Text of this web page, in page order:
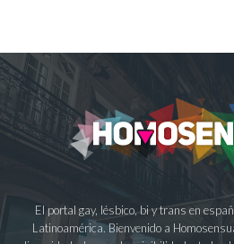
El portal gay, lésbico, bi y trans en
Latinoamérica. Bienvenido a